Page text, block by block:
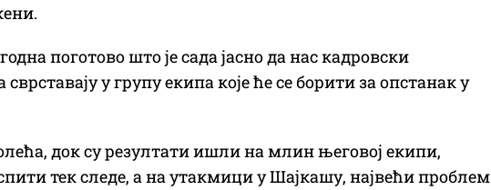
поготово што је сада јасно да нас кадровски
у групу екипа које ће се борити за опстанак у
док су резултати ишли на млин његовој екипи,
тек следе, а на утакмици у Шајкашу, највећи проблем